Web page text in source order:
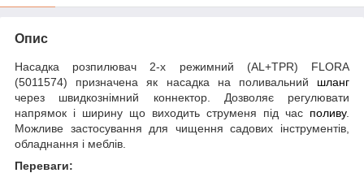
Опис
Насадка розпилювач 2-х режимний (AL+TPR) FLORA
(5011574) призначена як насадка на поливальний шланг
через швидкознімний коннектор. Дозволяє регулювати
напрямок і ширину що виходить струменя під час поливу.
Можливе застосування для чищення садових інструментів,
обладнання і меблів.
Переваги: